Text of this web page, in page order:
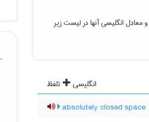
و معادل انگلیسی آنها در لیست زیر
انگلیسی
تلفظ
absolutely closed space